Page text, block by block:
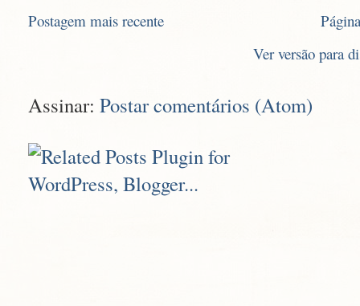
Postagem mais recente
Ver versão para
Assinar: Postar comentários (Atom)